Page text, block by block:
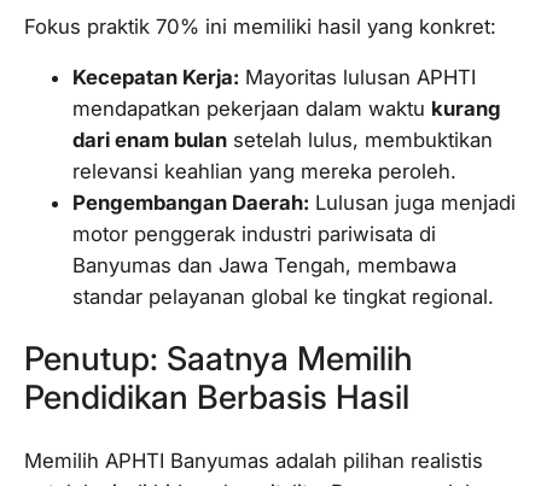
Fokus praktik 70% ini memiliki hasil yang konkret:
Kecepatan Kerja: Mayoritas lulusan APHTI
mendapatkan pekerjaan dalam waktu kurang
dari enam bulan setelah lulus, membuktikan
relevansi keahlian yang mereka peroleh.
Pengembangan Daerah: Lulusan juga menjadi
motor penggerak industri pariwisata di
Banyumas dan Jawa Tengah, membawa
standar pelayanan global ke tingkat regional.
Penutup: Saatnya Memilih
Pendidikan Berbasis Hasil
Memilih APHTI Banyumas adalah pilihan realistis